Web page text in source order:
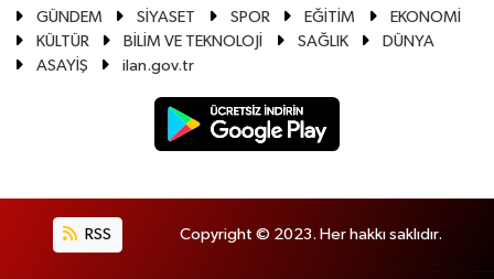
GÜNDEM SİYASET SPOR EĞİTİM
EKONOMİ
KÜLTÜR
BİLİM VE TEKNOLOJİ SAĞLIK
DÜNYA
ASAYİŞ
ilan.gov.tr
RSS Copyright © 2023. Her hakkı saklıdır.